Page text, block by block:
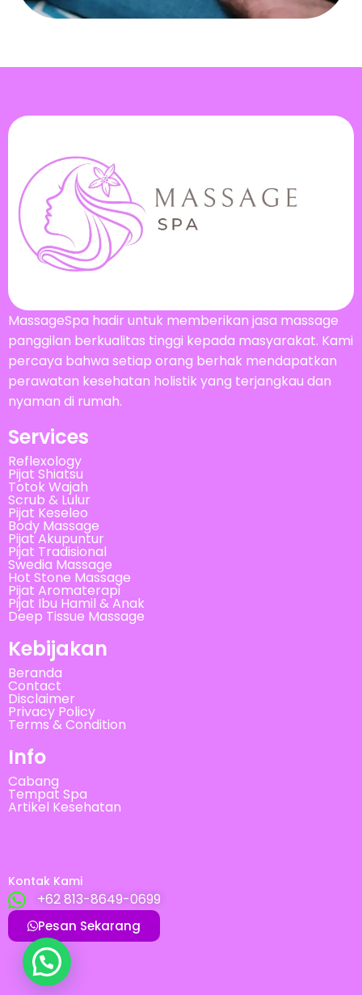
MassageSpa hadir untuk memberikan jasa massage
panggilan berkualitas tinggi kepada masyarakat. Kami
percaya bahwa setiap orang berhak mendapatkan
perawatan kesehatan holistik yang terjangkau dan
nyaman di rumah.
Services
Reflexology
Pijat Shiatsu
Totok Wajah
Scrub & Lulur
Pijat Keseleo
Body Massage
Pijat Akupuntur
Pijat Tradisional
Swedia Massage
Hot Stone Massage
Pijat Aromaterapi
Pijat Ibu Hamil & Anak
Deep Tissue Massage
Kebijakan
Beranda
Contact
Disclaimer
Privacy Policy
Terms & Condition
Info
Cabang
Tempat Spa
Artikel Kesehatan
Kontak Kami
+62 813-8649-0699
Pesan Sekarang
MassageSpa.id © 2024 | Developed by